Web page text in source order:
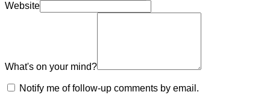
Website
What's on your mind?
Notify me of follow-up comments by email.